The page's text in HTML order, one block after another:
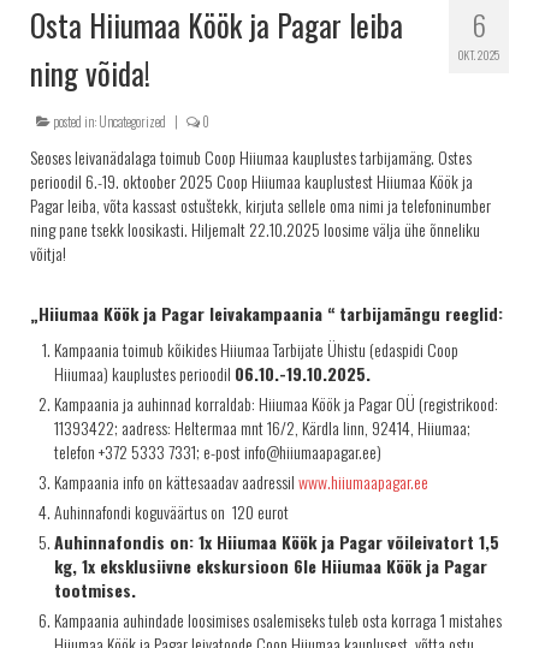
6
OKT. 2025
Osta Hiiumaa Köök ja Pagar leiba
ning võida!
posted in:Uncategorized | 0
Seoses leivanädalaga toimub Coop Hiiumaa kauplustes tarbijamäng. Ostes
perioodil 6.-19. oktoober 2025 Coop Hiiumaa kauplustest Hiiumaa Köök ja
Pagar leiba, võta kassast ostuštekk, kirjuta sellele oma nimi ja telefoninumber
ning pane tsekk loosikasti. Hiljemalt 22.10.2025 loosime välja ühe õnneliku
võitja!
„Hiiumaa Köök ja Pagar leivakampaania “ tarbijamängu reeglid:
Kampaania toimub kõikides Hiiumaa Tarbijate Ühistu (edaspidi Coop
Hiiumaa) kauplustes perioodil 06.10.-19.10.2025.
Kampaania ja auhinnad korraldab: Hiiumaa Köök ja Pagar OÜ (registrikood:
11393422; aadress: Heltermaa mnt 16/2, Kärdla linn, 92414, Hiiumaa;
telefon +372 5333 7331; e-post info@hiiumaapagar.ee)
Kampaania info on kättesaadav aadressilwww.hiiumaapagar.ee
Auhinnafondi koguväärtus on 120 eurot
Auhinnafondis on: 1x Hiiumaa Köök ja Pagar võileivatort 1,5
kg, 1x eksklusiivne ekskursioon 6le Hiiumaa Köök ja Pagar
tootmises.
Kampaania auhindade loosimises osalemiseks tuleb osta korraga 1 mistahes